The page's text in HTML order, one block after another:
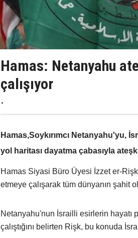
Hamas: Netanyahu
çalışıyor
.
Hamas,Soykırımcı Netanyahu'yu,
yol haritası dayatma çabasıyla
Hamas Siyasi Büro Üyesi İzzet er-
etmeye çalışarak tüm dünyanın şahit
Netanyahu'nun İsrailli esirlerin hayatı
çalıştığını belirten Rişk, bu konuda